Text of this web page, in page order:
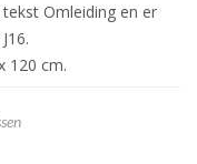
Omleiding en er
120 cm.